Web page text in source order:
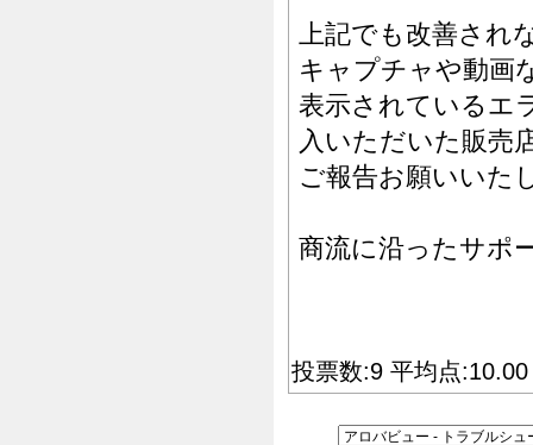
上記でも改善され
キャプチャや動画
表示されているエ
入いただいた販売
ご報告お願いいた
商流に沿ったサポ
投票数:9 平均点